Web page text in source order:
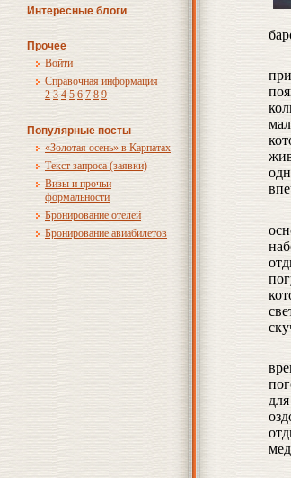
Интересные блоги
Прочее
Войти
Справочная информация
2 3 4 5 6 7 8 9
Популярные посты
«Золотая осень» в Карпатах
Текст запроса (заявки)
Визы и прочьи
формальности
Бронирование отелей
Бронирование авиабилетов